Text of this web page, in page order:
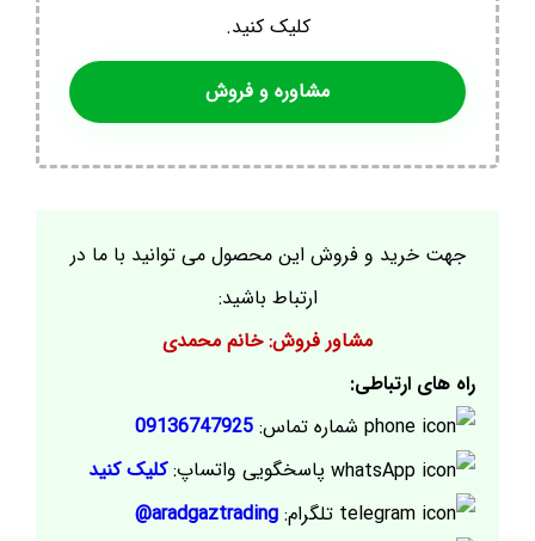
کلیک کنید.
مشاوره و فروش
جهت خرید و فروش این محصول می توانید با ما در
ارتباط باشید:
مشاور فروش: خانم محمدی
راه های ارتباطی:
شماره تماس: 09136747925
پاسخگویی واتساپ:کلیک کنید
تلگرام: aradgaztrading@